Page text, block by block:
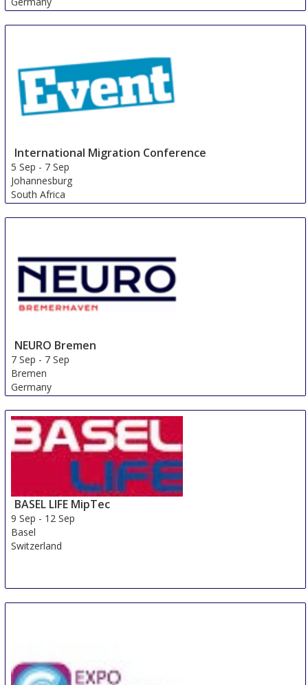
International Migration Conference
5 Sep - 7 Sep
Johannesburg
South Africa
NEURO Bremen
7 Sep - 7 Sep
Bremen
Germany
BASEL LIFE MipTec
9 Sep - 12 Sep
Basel
Switzerland